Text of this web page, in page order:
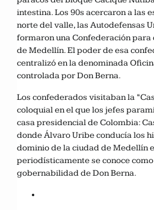
intestina. Los 90s acercaron a las
norte del valle, las Autodefensas
formaron una Confederación
de Medellín. El poder de esa
centralizó en la denominada
controlada por Don Berna.
Los confederados visitaban la
coloquial en el que los jefes
casa presidencial de Colombia:
donde Álvaro Uribe conducía los
dominio de la ciudad de Medellín
periodísticamente se conoce
gobernabilidad de Don Berna.